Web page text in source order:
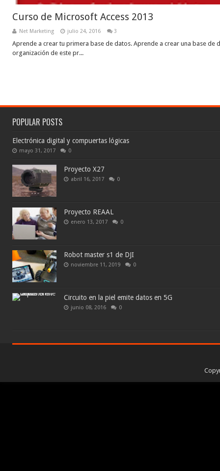
Curso de Microsoft Access 2013
Net Marketing julio 24, 2016 3
Aprende a crear tu primera base de datos. Aprende a crear una base de
organización de este pr...
POPULAR POSTS
Electrónica digital y compuertas lógicas
mayo 31, 2017 0
Proyecto X27
abril 16, 2017 0
Proyecto REAAL
enero 13, 2017 0
Robot master s1 de DJI
noviembre 11, 2019 0
Circuito en la piel emite datos en 5G
junio 08, 2016 0